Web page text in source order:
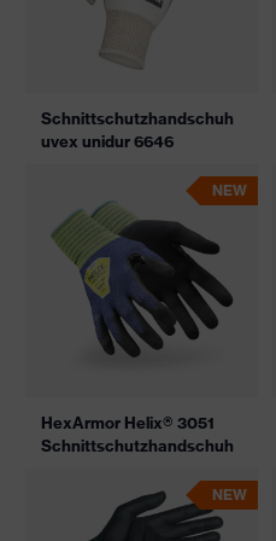
Schnittschutzhandschuh
uvex unidur 6646
NEW
HexArmor Helix® 3051
Schnittschutzhandschuh
NEW